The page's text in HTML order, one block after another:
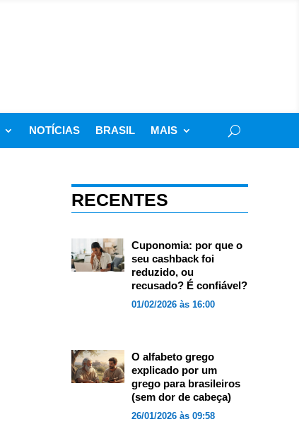
NOTÍCIAS BRASIL MAIS
RECENTES
Cuponomia: por que o
seu cashback foi
reduzido, ou
recusado? É confiável?
01/02/2026 às 16:00
O alfabeto grego
explicado por um
grego para brasileiros
(sem dor de cabeça)
26/01/2026 às 09:58